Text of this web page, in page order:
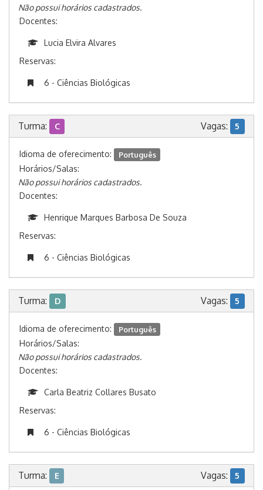
Não possui horários cadastrados.
Docentes:
Lucia Elvira Alvares
Reservas:
6 - Ciências Biológicas
Turma: C Vagas: 5
Idioma de oferecimento: Português
Horários/Salas:
Não possui horários cadastrados.
Docentes:
Henrique Marques Barbosa De Souza
Reservas:
6 - Ciências Biológicas
Turma: D Vagas: 5
Idioma de oferecimento: Português
Horários/Salas:
Não possui horários cadastrados.
Docentes:
Carla Beatriz Collares Busato
Reservas:
6 - Ciências Biológicas
Turma: E Vagas: 5